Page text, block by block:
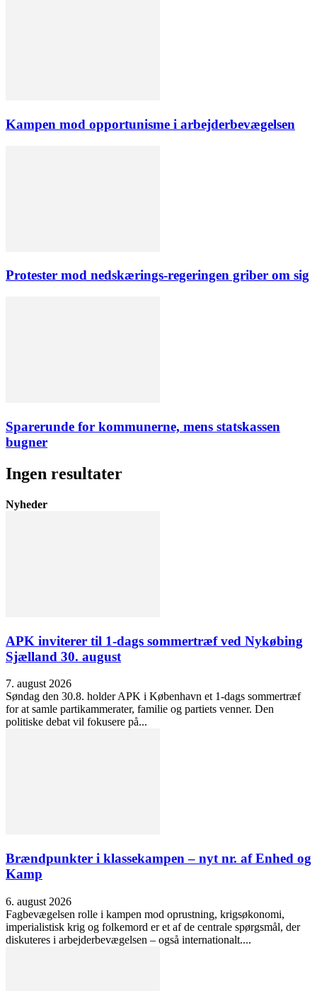
Kampen mod opportunisme i arbejderbevægelsen
Protester mod nedskærings-regeringen griber om sig
Sparerunde for kommunerne, mens statskassen
bugner
Ingen resultater
Nyheder
APK inviterer til 1-dags sommertræf ved Nykøbing
Sjælland 30. august
7. august 2026
Søndag den 30.8. holder APK i København et 1-dags sommertræf
for at samle partikammerater, familie og partiets venner. Den
politiske debat vil fokusere på...
Brændpunkter i klassekampen – nyt nr. af Enhed og
Kamp
6. august 2026
Fagbevægelsen rolle i kampen mod oprustning, krigsøkonomi,
imperialistisk krig og folkemord er et af de centrale spørgsmål, der
diskuteres i arbejderbevægelsen – også internationalt....